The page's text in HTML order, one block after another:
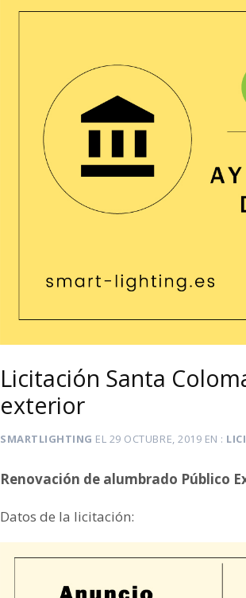
Licitación Santa
exterior
SMARTLIGHTING EL 29 OCTUBRE, 2019 EN
Renovación de alumbrado Público
Datos de la licitación: